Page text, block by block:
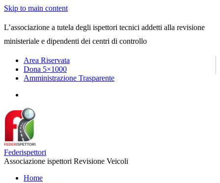
Skip to main content
L’associazione a tutela degli ispettori tecnici addetti alla revisione
ministeriale e dipendenti dei centri di controllo
Area Riservata
Dona 5×1000
Amministrazione Trasparente
Federispettori
Associazione ispettori Revisione Veicoli
Home